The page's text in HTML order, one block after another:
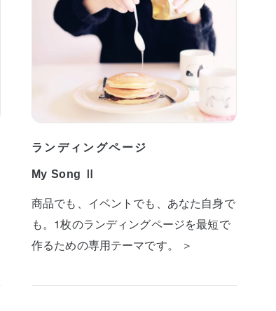
ランディングページ
My Song Ⅱ
商品でも、イベントでも、あなた自身で
も。1枚のランディングページを最短で
作るための専用テーマです。 ＞